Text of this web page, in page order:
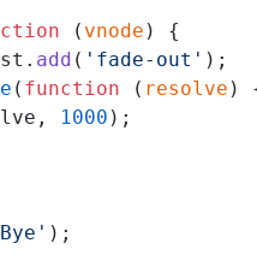
( vnode ) {
add ( 'fade-out' );
( function ( resolve )
1000 );
);